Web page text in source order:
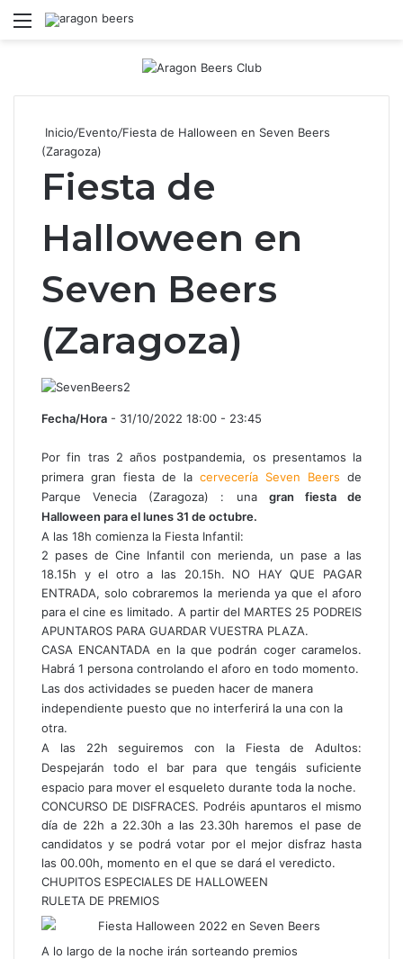
Menú
Inicio/Evento/Fiesta de Halloween en Seven Beers
(Zaragoza)
Fiesta de
Halloween en
Seven Beers
(Zaragoza)
Fecha/Hora - 31/10/2022 18:00 - 23:45
Por fin tras 2 años postpandemia, os presentamos la
primera gran fiesta de la cervecería Seven Beers de
Parque Venecia (Zaragoza) : una gran fiesta de
Halloween para el lunes 31 de octubre.
A las 18h comienza la Fiesta Infantil:
2 pases de Cine Infantil con merienda, un pase a las
18.15h y el otro a las 20.15h. NO HAY QUE PAGAR
ENTRADA, solo cobraremos la merienda ya que el aforo
para el cine es limitado. A partir del MARTES 25 PODREIS
APUNTAROS PARA GUARDAR VUESTRA PLAZA.
CASA ENCANTADA en la que podrán coger caramelos.
Habrá 1 persona controlando el aforo en todo momento.
Las dos actividades se pueden hacer de manera
independiente puesto que no interferirá la una con la
otra.
A las 22h seguiremos con la Fiesta de Adultos:
Despejarán todo el bar para que tengáis suficiente
espacio para mover el esqueleto durante toda la noche.
CONCURSO DE DISFRACES. Podréis apuntaros el mismo
día de 22h a 22.30h a las 23.30h haremos el pase de
candidatos y se podrá votar por el mejor disfraz hasta
las 00.00h, momento en el que se dará el veredicto.
CHUPITOS ESPECIALES DE HALLOWEEN
RULETA DE PREMIOS
A lo largo de la noche irán sorteando premios